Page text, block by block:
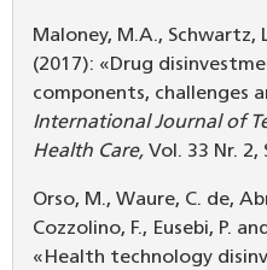
Maloney, M.A., Schwartz,
(2017): «Drug
components, challenges
International Journal of
Health Care, Vol. 33 Nr. 2,
Orso, M., Waure, C. de,
Cozzolino, F., Eusebi, P.
«Health technology